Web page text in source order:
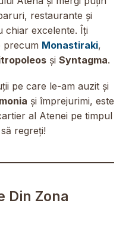
restaurante și
chiar excelente. Îți
precum Monastiraki,
și Syntagma.
pe care le-am auzit și
și împrejurimi, este
al Atenei pe timpul
regreți!
Din Zona